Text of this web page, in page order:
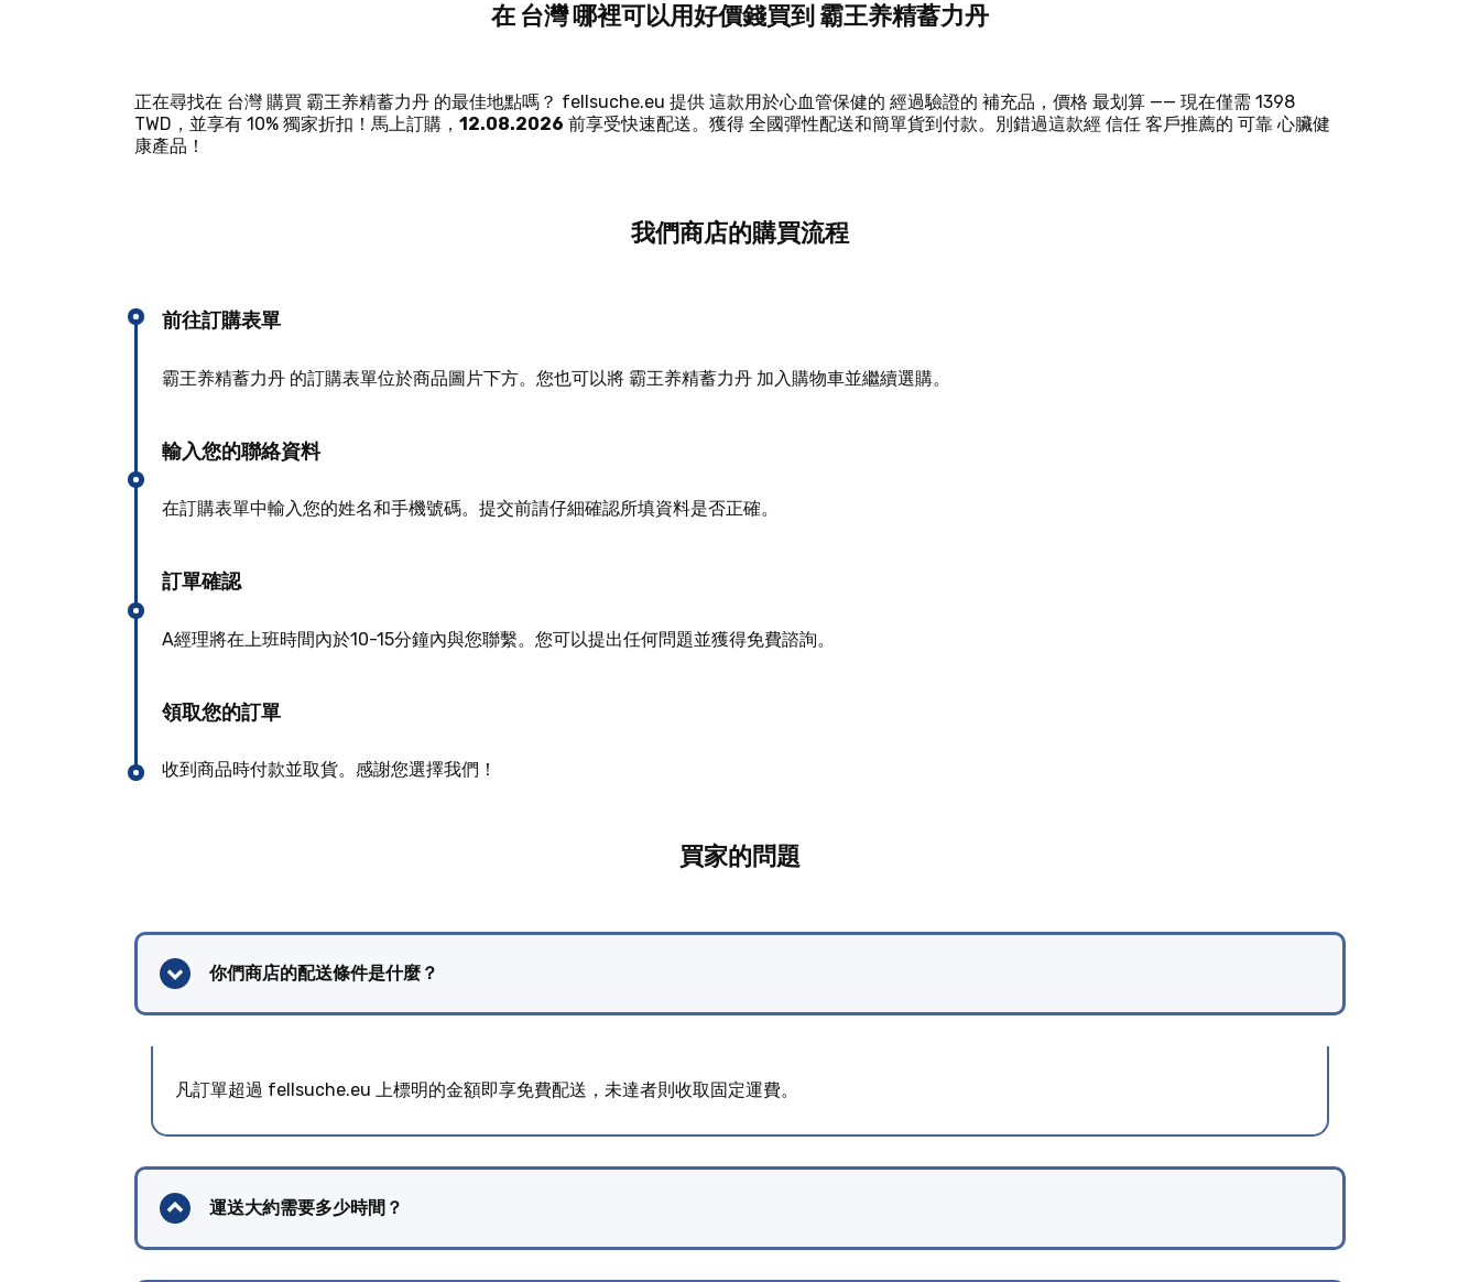
在 台灣 哪裡可以用好價錢買到 霸王养精蓄力丹
正在尋找在 台灣 購買 霸王养精蓄力丹 的最佳地點嗎？ fellsuche.eu 提供 這款用於心血管保健的 經過驗證的 補充品，價格 最划算 —— 現在僅需 1398
TWD，並享有 10% 獨家折扣！馬上訂購， 12.08.2026 前享受快速配送。獲得 全國彈性配送和簡單貨到付款。別錯過這款經 信任 客戶推薦的 可靠 心臟健
康產品！
我們商店的購買流程
前往訂購表單
霸王养精蓄力丹 的訂購表單位於商品圖片下方。您也可以將 霸王养精蓄力丹 加入購物車並繼續選購。
輸入您的聯絡資料
在訂購表單中輸入您的姓名和手機號碼。提交前請仔細確認所填資料是否正確。
訂單確認
A經理將在上班時間內於10-15分鐘內與您聯繫。您可以提出任何問題並獲得免費諮詢。
領取您的訂單
收到商品時付款並取貨。感謝您選擇我們！
買家的問題
你們商店的配送條件是什麼？
凡訂單超過 fellsuche.eu 上標明的金額即享免費配送，未達者則收取固定運費。
運送大約需要多少時間？